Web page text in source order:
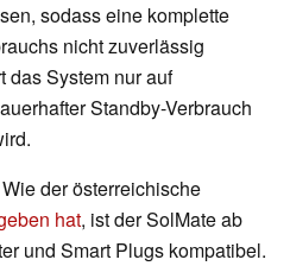
sodass eine komplette
nicht zuverlässig
das System nur auf
Standby-Verbrauch
der österreichische
hat, ist der SolMate ab
und Smart Plugs kompatibel.